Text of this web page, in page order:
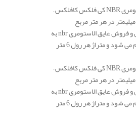
قیمت عایق الاستومری NBR کی فلکس کافلکس –
K-Flex رولی 30 میلیمتر در هر متر مربع
1.595.000 تومان و فروش عایق الاستومری nbr به
صورت رولی انجام می شود و متراژ هر رول 6 متر
قیمت عایق الاستومری NBR کی فلکس کافلکس –
K-Flex رولی 32 میلیمتر در هر متر مربع
1.705.000 تومان و فروش عایق الاستومری nbr به
صورت رولی انجام می شود و متراژ هر رول 6 متر